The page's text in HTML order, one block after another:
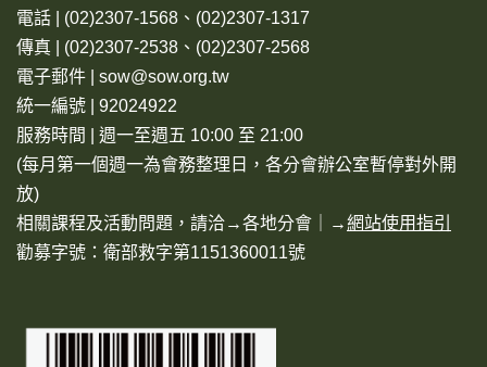
電話 | (02)2307-1568、(02)2307-1317
傳真 | (02)2307-2538、(02)2307-2568
電子郵件 | sow@sow.org.tw
統一編號 | 92024922
服務時間 | 週一至週五 10:00 至 21:00
(每月第一個週一為會務整理日，各分會辦公室暫停對外開
放)
相關課程及活動問題，請洽→各地分會 ｜→網站使用指引
勸募字號：衛部救字第1151360011號